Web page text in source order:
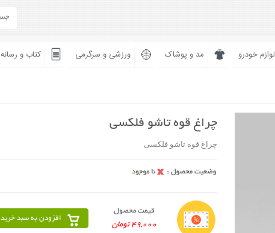
لوازم خودرو مد و پوشاک ورزشی و سرگرمی کتاب و رسانه
چراغ قوه تاشو فلکسی
چراغ قوه تاشو فلکسی
قیمت محصول
49,000 تومان
افزودن به سبد خرید